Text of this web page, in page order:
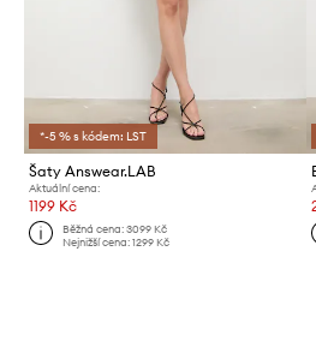
*-5 % s kódem: LST
Šaty Answear.LAB
Aktuální cena:
1199 Kč
Běžná cena:3099 Kč
Nejnižší cena:1299 Kč